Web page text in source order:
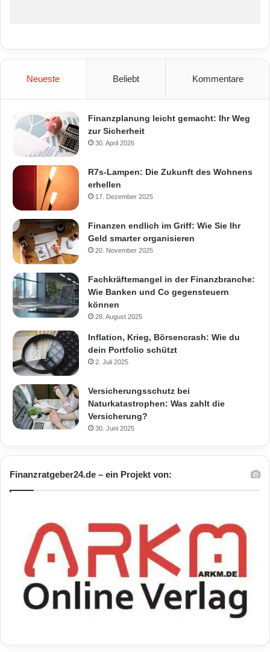
Neueste Beliebt Kommentare
Finanzplanung leicht gemacht: Ihr Weg
zur Sicherheit
30. April 2026
R7s-Lampen: Die Zukunft des Wohnens
erhellen
17. Dezember 2025
Finanzen endlich im Griff: Wie Sie Ihr
Geld smarter organisieren
20. November 2025
Fachkräftemangel in der Finanzbranche:
Wie Banken und Co gegensteuern
können
28. August 2025
Inflation, Krieg, Börsencrash: Wie du
dein Portfolio schützt
2. Juli 2025
Versicherungsschutz bei
Naturkatastrophen: Was zahlt die
Versicherung?
30. Juni 2025
Finanzratgeber24.de – ein Projekt von: